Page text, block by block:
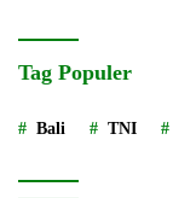
Tag Populer
Bali TNI